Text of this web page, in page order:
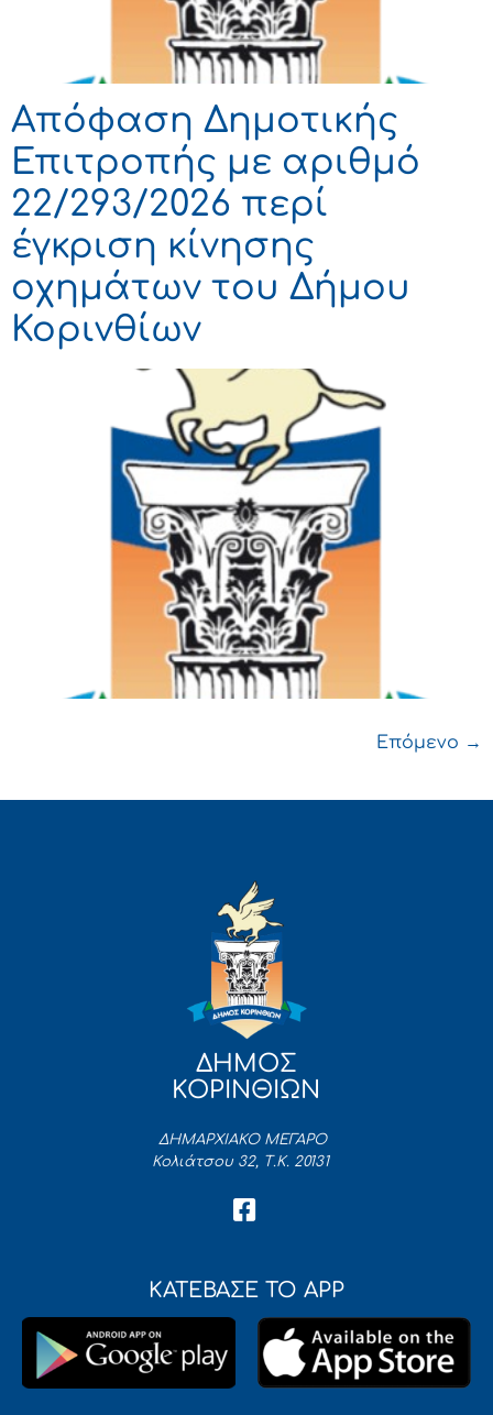
Απόφαση Δημοτικής
Επιτροπής με αριθμό
22/293/2026 περί
έγκριση κίνησης
οχημάτων του Δήμου
Κορινθίων
Επόμενο →
ΔΗΜΟΣ
ΚΟΡΙΝΘΙΩΝ
ΔΗΜΑΡΧΙΑΚΟ ΜΕΓΑΡΟ
Κολιάτσου 32, Τ.Κ. 20131
ΚΑΤΕΒΑΣΕ ΤΟ APP